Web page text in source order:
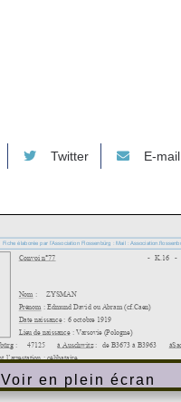
Twitter E-mail
Voir en plein écran